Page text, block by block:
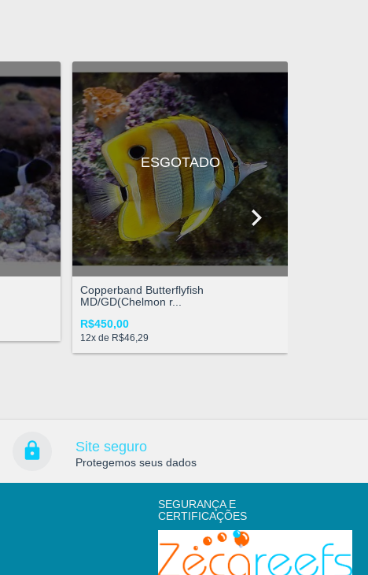
ESGOTADO
Copperband Butterflyfish
MD/GD(Chelmon r...
R$450,00
12x de R$46,29
Site seguro
Protegemos seus dados
SEGURANÇA E
CERTIFICAÇÕES